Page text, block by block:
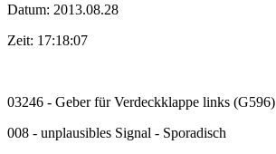
Datum: 2013.08.28
Zeit: 17:18:07
03246 - Geber für Verdeckklappe links (G596)
008 - unplausibles Signal - Sporadisch